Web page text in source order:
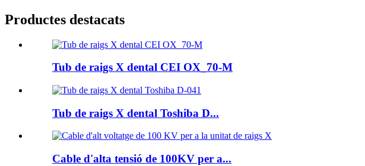
Productes destacats
Tub de raigs X dental CEI OX_70-M
Tub de raigs X dental Toshiba D...
Cable d'alta tensió de 100KV per a...